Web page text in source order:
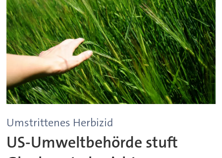
Umstrittenes Herbizid
US-Umweltbehörde stuft